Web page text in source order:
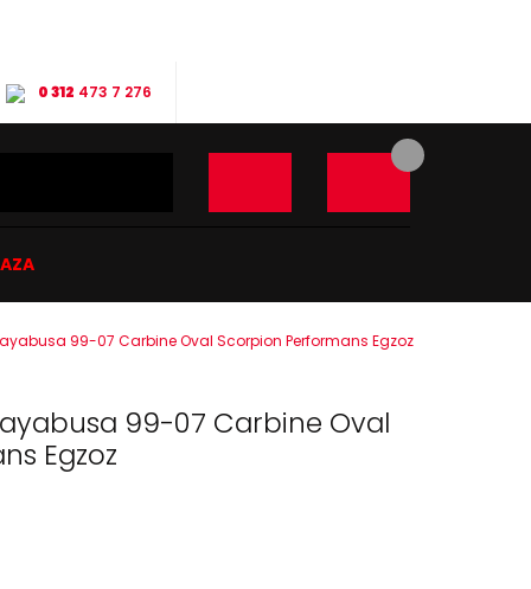
0 312 473 7 276
99-07 Carbine Oval Scorpion Performans Egzoz
99-07 Carbine Oval
Egzoz